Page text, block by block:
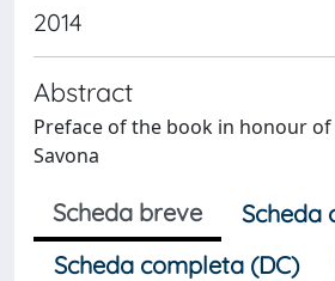
2014
Abstract
Preface of the book in honour
Savona
Scheda breve
Scheda
Scheda completa (DC)